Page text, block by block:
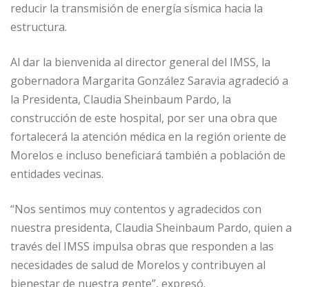
reducir la transmisión de energía sísmica hacia la
estructura.
Al dar la bienvenida al director general del IMSS, la
gobernadora Margarita González Saravia agradeció a
la Presidenta, Claudia Sheinbaum Pardo, la
construcción de este hospital, por ser una obra que
fortalecerá la atención médica en la región oriente de
Morelos e incluso beneficiará también a población de
entidades vecinas.
“Nos sentimos muy contentos y agradecidos con
nuestra presidenta, Claudia Sheinbaum Pardo, quien a
través del IMSS impulsa obras que responden a las
necesidades de salud de Morelos y contribuyen al
bienestar de nuestra gente”, expresó.